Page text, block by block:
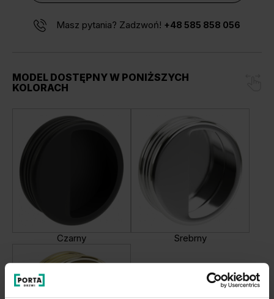
Masz pytania? Zadzwoń! +48 585 858 056
MODEL DOSTĘPNY W PONIŻSZYCH
KOLORACH
Czarny Srebrny